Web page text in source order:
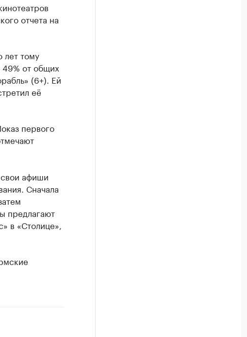
отчета на
лет тому
от общих
(6+). Ей
её
первого
афиши
Сначала
предлагают
в «Столице»,